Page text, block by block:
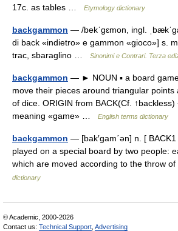
17c. as tables …
Etymology dictionary
backgammon — /bekˈɡɛmon, ingl.
di back «indietro» e gammon «gioco»] s.
trac, sbaraglino …
Sinonimi e Contrari. Terza
backgammon — ► NOUN ▪ a board
move their pieces around triangular
of dice. ORIGIN from BACK(Cf.
meaning «game» …
English terms dictionary
backgammon — [bak′gam΄ən] n. [
played on a special board by two people:
which are moved according to the throw
dictionary
© Academic, 2000-2026
Contact us: Technical Support Advertising